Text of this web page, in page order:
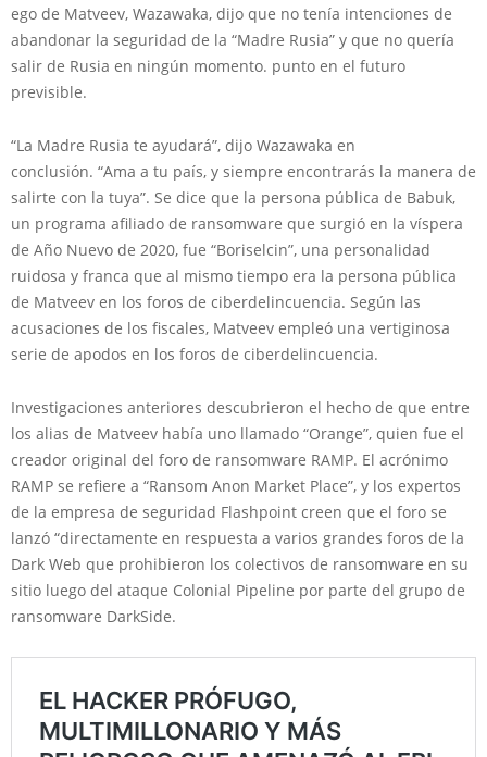
ego de Matveev, Wazawaka, dijo que no tenía intenciones de
abandonar la seguridad de la “Madre Rusia” y que no quería
salir de Rusia en ningún momento. punto en el futuro
previsible.
“La Madre Rusia te ayudará”, dijo Wazawaka en
conclusión. “Ama a tu país, y siempre encontrarás la manera de
salirte con la tuya”. Se dice que la persona pública de Babuk,
un programa afiliado de ransomware que surgió en la víspera
de Año Nuevo de 2020, fue “Boriselcin”, una personalidad
ruidosa y franca que al mismo tiempo era la persona pública
de Matveev en los foros de ciberdelincuencia. Según las
acusaciones de los fiscales, Matveev empleó una vertiginosa
serie de apodos en los foros de ciberdelincuencia.
Investigaciones anteriores descubrieron el hecho de que entre
los alias de Matveev había uno llamado “Orange”, quien fue el
creador original del foro de ransomware RAMP. El acrónimo
RAMP se refiere a “Ransom Anon Market Place”, y los expertos
de la empresa de seguridad Flashpoint creen que el foro se
lanzó “directamente en respuesta a varios grandes foros de la
Dark Web que prohibieron los colectivos de ransomware en su
sitio luego del ataque Colonial Pipeline por parte del grupo de
ransomware DarkSide.